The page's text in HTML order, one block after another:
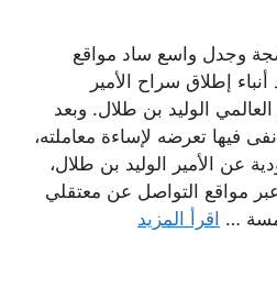
وجدل واسع ساد مواقع
إطلاق سراح الأمير
الوليد بن طلال. وبعد
فيها تعرضه لإساءة معاملته،
عن الأمير الوليد بن طلال،
مواقع التواصل عن معتقلي
… اقرأ المزيد